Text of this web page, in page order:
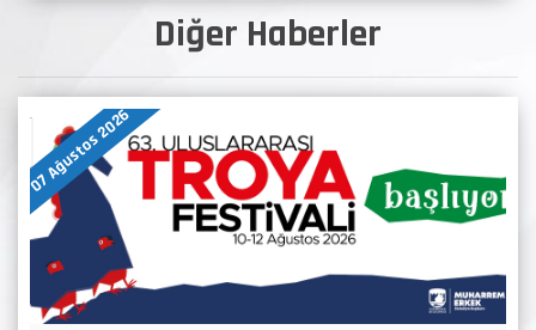
Diğer Haberler
07 Ağustos 2026